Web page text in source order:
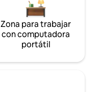
Zona para trabajar
con computadora
portátil